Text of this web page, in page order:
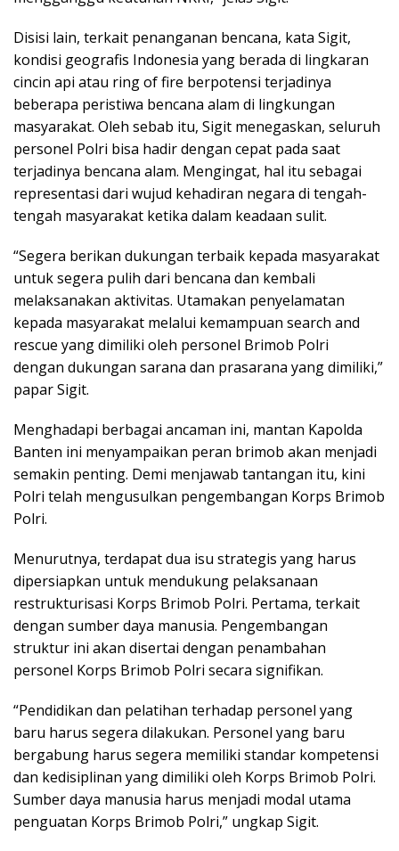
Disisi lain, terkait penanganan bencana, kata Sigit,
kondisi geografis Indonesia yang berada di lingkaran
cincin api atau ring of fire berpotensi terjadinya
beberapa peristiwa bencana alam di lingkungan
masyarakat. Oleh sebab itu, Sigit menegaskan, seluruh
personel Polri bisa hadir dengan cepat pada saat
terjadinya bencana alam. Mengingat, hal itu sebagai
representasi dari wujud kehadiran negara di tengah-
tengah masyarakat ketika dalam keadaan sulit.
“Segera berikan dukungan terbaik kepada masyarakat
untuk segera pulih dari bencana dan kembali
melaksanakan aktivitas. Utamakan penyelamatan
kepada masyarakat melalui kemampuan search and
rescue yang dimiliki oleh personel Brimob Polri
dengan dukungan sarana dan prasarana yang dimiliki,”
papar Sigit.
Menghadapi berbagai ancaman ini, mantan Kapolda
Banten ini menyampaikan peran brimob akan menjadi
semakin penting. Demi menjawab tantangan itu, kini
Polri telah mengusulkan pengembangan Korps Brimob
Polri.
Menurutnya, terdapat dua isu strategis yang harus
dipersiapkan untuk mendukung pelaksanaan
restrukturisasi Korps Brimob Polri. Pertama, terkait
dengan sumber daya manusia. Pengembangan
struktur ini akan disertai dengan penambahan
personel Korps Brimob Polri secara signifikan.
“Pendidikan dan pelatihan terhadap personel yang
baru harus segera dilakukan. Personel yang baru
bergabung harus segera memiliki standar kompetensi
dan kedisiplinan yang dimiliki oleh Korps Brimob Polri.
Sumber daya manusia harus menjadi modal utama
penguatan Korps Brimob Polri,” ungkap Sigit.